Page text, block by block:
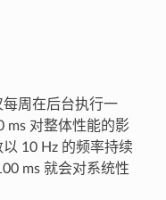
周在后台执行一
ms 对整体性能的影
10 Hz 的频率持续
ms 就会对系统性